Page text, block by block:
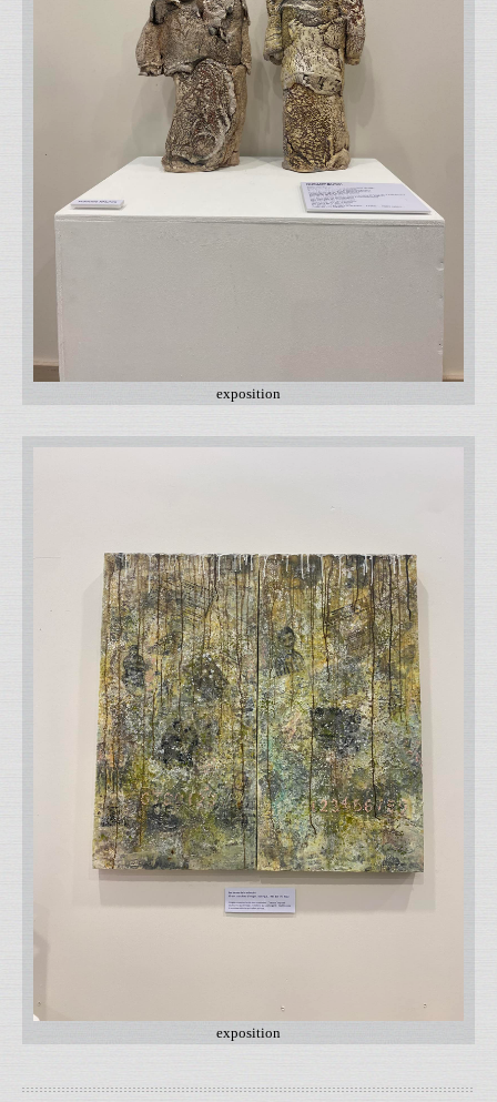
exposition
exposition